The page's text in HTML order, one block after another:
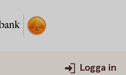
Logga in